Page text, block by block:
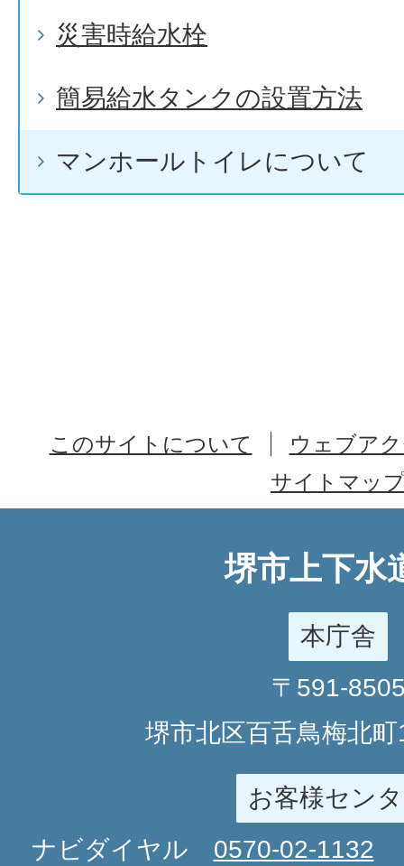
災害時給水栓
簡易給水タンクの設置方法
マンホールトイレについて
このサイトについて
ウェブア
サイトマッ
堺市上下水
本庁舎
〒591-
堺市北区百舌鳥梅北
お客様セン
ナビダイヤル 0570-02-1132